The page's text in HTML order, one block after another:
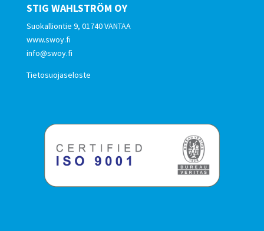
STIG WAHLSTRÖM OY
Suokalliontie 9, 01740 VANTAA
www.swoy.fi
info@swoy.fi
Tietosuojaseloste